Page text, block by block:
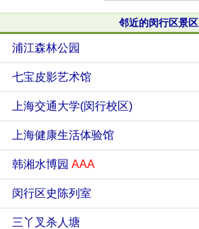
邻近的闵行区景区
浦江森林公园
七宝皮影艺术馆
上海交通大学(闵行校区)
上海健康生活体验馆
韩湘水博园 AAA
闵行区史陈列室
三丫叉杀人塘